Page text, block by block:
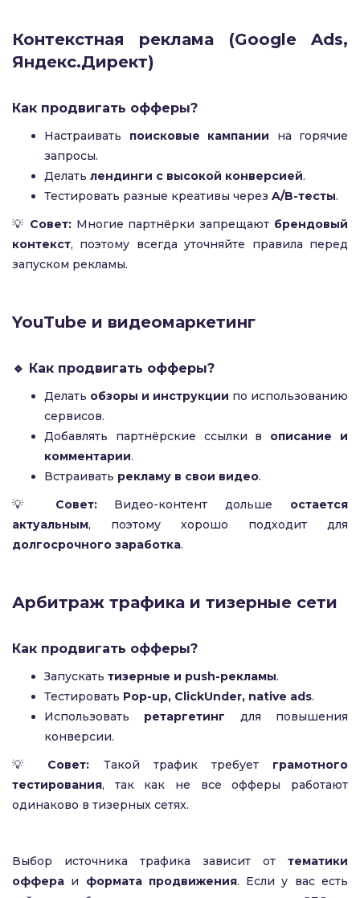
Контекстная реклама (Google Ads,
Яндекс.Директ)
Как продвигать офферы?
Настраивать поисковые кампании на горячие
запросы.
Делать лендинги с высокой конверсией.
Тестировать разные креативы через A/B-тесты.
💡 Совет:Многие партнёрки запрещают брендовый
контекст, поэтому всегда уточняйте правила перед
запуском рекламы.
YouTube и видеомаркетинг
🔹 Как продвигать офферы?
Делать обзоры и инструкции по использованию
сервисов.
Добавлять партнёрские ссылки в описание и
комментарии.
Встраивать рекламу в свои видео.
💡 Совет:Видео-контент дольше остается
актуальным, поэтому хорошо подходит для
долгосрочного заработка.
Арбитраж трафика и тизерные сети
Как продвигать офферы?
Запускать тизерные и push-рекламы.
Тестировать Pop-up, ClickUnder, native ads.
Использовать ретаргетинг для повышения
конверсии.
💡 Совет: Такой трафик требует грамотного
тестирования, так как не все офферы работают
одинаково в тизерных сетях.
Выбор источника трафика зависит от тематики
оффера и формата продвижения. Если у вас есть